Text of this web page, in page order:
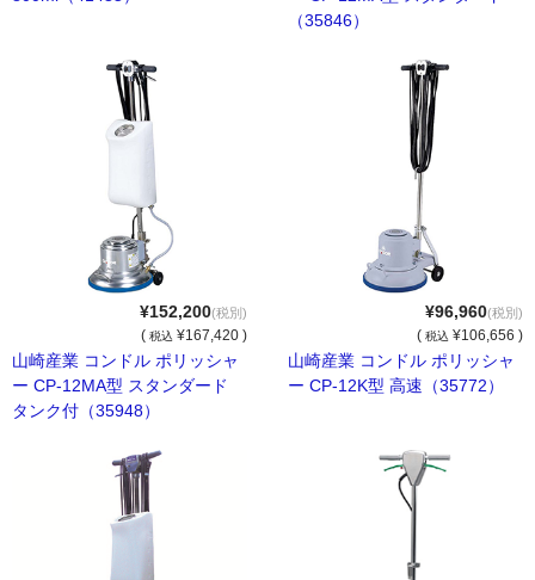
お風呂用洗剤
トイレ用洗剤
カビ除去・防止剤
排水口クリーナー
衛生用品
抗菌・除菌剤
消臭・防臭剤
手洗い用品
浴室用品
洗面用品
タオル・布巾
（35846）
¥152,200(税別)
( 税込 ¥167,420 )
山崎産業 コンドル ポリッシャ
ー CP-12MA型 スタンダード
タンク付（35948）
¥96,960(税別)
( 税込 ¥106,656 )
山崎産業 コンドル ポリッシャ
ー CP-12K型 高速（35772）